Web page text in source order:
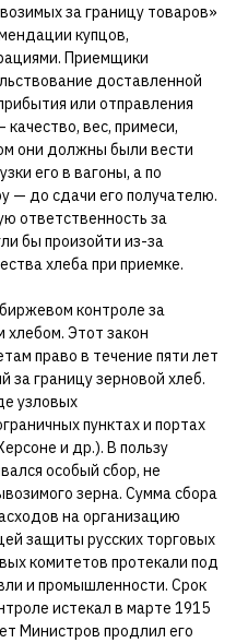
за границу товаров»
купцов,
Приемщики
доставленной
или отправления
вес, примеси,
они должны были вести
его в вагоны, а по
— до сдачи его получателю.
ответственность за
бы произойти из-за
хлеба при приемке.
контроле за
Этот закон
право в течение пяти лет
границу зерновой хлеб.
узловых
пунктах и портах
и др.). В пользу
особый сбор, не
зерна. Сумма сбора
на организацию
защиты русских торговых
комитетов протекали под
и промышленности. Срок
истекал в марте 1915
Министров продлил его